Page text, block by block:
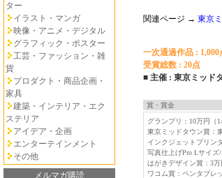
ター
イラスト・マンガ
映像・アニメ・デジタル
グラフィック・ポスター
工芸・ファッション・雑
貨
プロダクト・商品企画・
家具
建築・インテリア・エク
ステリア
アイデア・企画
エンターテインメント
その他
メルマガ購読
関連ページ → 東京
一次通過作品 : 1,000
受賞総数 : 20点
■ 主催 : 東京ミッド
賞・賞金
グランプリ：10万円（1
東京ミッドタウン賞：
インクジェットプリン
写真仕上げPro Lサイズ/
はがきデザイン賞：3万
ワコム賞：ペンタブレ